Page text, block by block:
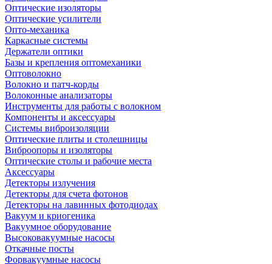
Оптические изоляторы
Оптические усилители
Опто-механика
Каркасные системы
Держатели оптики
Базы и крепления оптомеханики
Оптоволокно
Волокно и патч-корды
Волоконные анализаторы
Инструменты для работы с волокном
Компоненты и аксессуары
Системы виброизоляции
Оптические плиты и столешницы
Виброопоры и изоляторы
Оптические столы и рабочие места
Аксессуары
Детекторы излучения
Детекторы для счета фотонов
Детекторы на лавинных фотодиодах
Вакуум и криогеника
Вакуумное оборудование
Высоковакуумные насосы
Откачные посты
Форвакуумные насосы